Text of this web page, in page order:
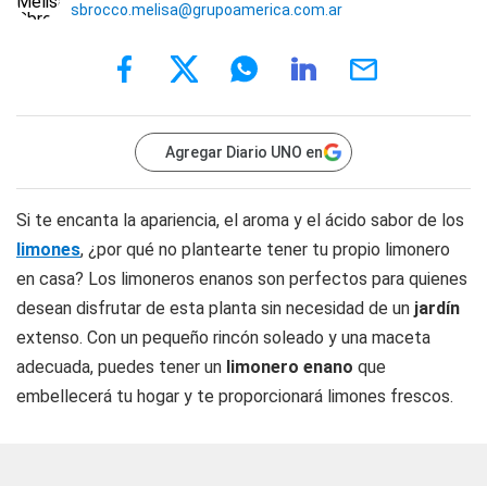
sbrocco.melisa@grupoamerica.com.ar
Agregar Diario UNO en
Si te encanta la apariencia, el aroma y el ácido sabor de los
limones, ¿por qué no plantearte tener tu propio limonero
en casa? Los limoneros enanos son perfectos para quienes
desean disfrutar de esta planta sin necesidad de un jardín
extenso. Con un pequeño rincón soleado y una maceta
adecuada, puedes tener un limonero enano que
embellecerá tu hogar y te proporcionará limones frescos.